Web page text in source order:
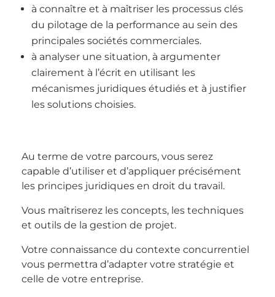
à connaître et à maîtriser les processus clés
du pilotage de la performance au sein des
principales sociétés commerciales.
à analyser une situation, à argumenter
clairement à l’écrit en utilisant les
mécanismes juridiques étudiés et à justifier
les solutions choisies.
Au terme de votre parcours, vous serez
capable d’utiliser et d’appliquer précisément
les principes juridiques en droit du travail.
Vous maîtriserez les concepts, les techniques
et outils de la gestion de projet.
Votre connaissance du contexte concurrentiel
vous permettra d’adapter votre stratégie et
celle de votre entreprise.